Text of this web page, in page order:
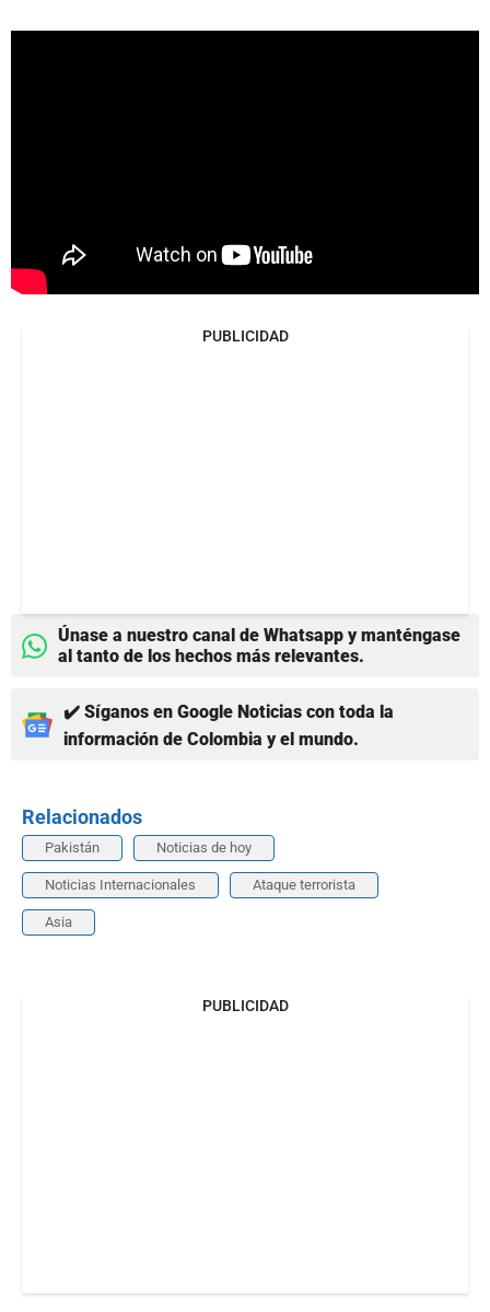
PUBLICIDAD
Únase a nuestro canal de Whatsapp y manténgase
al tanto de los hechos más relevantes.
✔️ Síganos en Google Noticias con toda la
información de Colombia y el mundo.
Relacionados
Pakistán Noticias de hoy
Noticias Internacionales Ataque terrorista
Asia
PUBLICIDAD